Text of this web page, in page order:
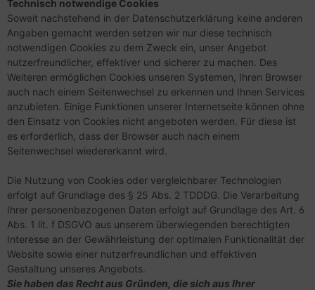
Technisch notwendige Cookies
Soweit nachstehend in der Datenschutzerklärung keine anderen
Angaben gemacht werden setzen wir nur diese technisch
notwendigen Cookies zu dem Zweck ein, unser Angebot
nutzerfreundlicher, effektiver und sicherer zu machen. Des
Weiteren ermöglichen Cookies unseren Systemen, Ihren Browser
auch nach einem Seitenwechsel zu erkennen und Ihnen Services
anzubieten. Einige Funktionen unserer Internetseite können ohne
den Einsatz von Cookies nicht angeboten werden. Für diese ist
es erforderlich, dass der Browser auch nach einem
Seitenwechsel wiedererkannt wird.
Die Nutzung von Cookies oder vergleichbarer Technologien
erfolgt auf Grundlage des § 25 Abs. 2 TDDDG. Die Verarbeitung
Ihrer personenbezogenen Daten erfolgt auf Grundlage des Art. 6
Abs. 1 lit. f DSGVO aus unserem überwiegenden berechtigten
Interesse an der Gewährleistung der optimalen Funktionalität der
Website sowie einer nutzerfreundlichen und effektiven
Gestaltung unseres Angebots.
Sie haben das Recht aus Gründen, die sich aus Ihrer